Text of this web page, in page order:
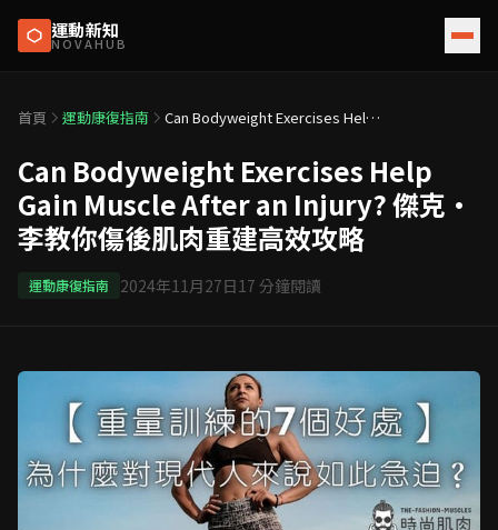
運動新知
NOVAHUB
首頁 運動康復指南
Can Bodyweight Exercises Help
·李教你傷後肌肉重建高效攻略
Can Bodyweight Exercises Help
Gain Muscle After an Injury? 傑克·
李教你傷後肌肉重建高效攻略
運動康復指南 2024年11月27日17 分鐘閱讀